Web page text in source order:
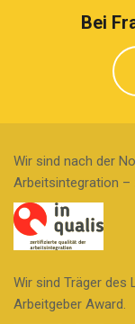
Bei
Wir sind nach der
Arbeitsintegration –
Wir sind Träger des
Arbeitgeber Award.